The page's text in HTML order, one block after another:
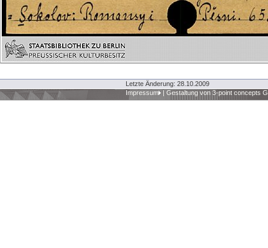
Letzte Änderung: 28.10.2009
Impressum
| Gestaltung von 3-point concepts